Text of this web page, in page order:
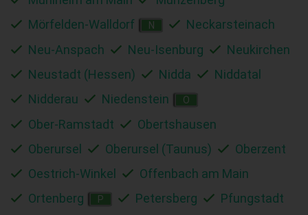
Mörfelden-Walldorf
N
Neckarsteinach
Neu-Anspach
Neu-Isenburg
Neukirchen
Neustadt (Hessen)
Nidda
Niddatal
Nidderau
Niedenstein O
Ober-Ramstadt
Obertshausen
Oberursel
Oberursel (Taunus)
Oberzent
Oestrich-Winkel
Offenbach am Main
Ortenberg
P Petersberg
Pfungstadt